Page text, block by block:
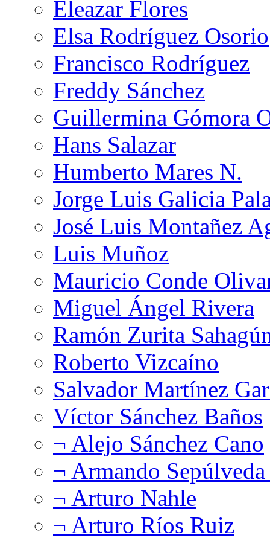
Eleazar Flores
Elsa Rodríguez Osorio
Francisco Rodríguez
Freddy Sánchez
Guillermina Gómora
Hans Salazar
Humberto Mares N.
Jorge Luis Galicia
José Luis Montañez
Luis Muñoz
Mauricio Conde
Miguel Ángel Rivera
Ramón Zurita
Roberto Vizcaíno
Salvador Martínez
Víctor Sánchez Baños
¬ Alejo Sánchez Cano
¬ Armando
¬ Arturo Nahle
¬ Arturo Ríos Ruiz